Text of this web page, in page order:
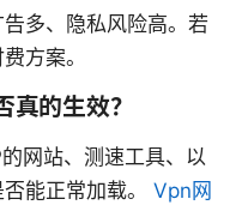
多、隐私风险高。若
方案。
的生效？
网站、测速工具、以
能正常加载。 Vpn网